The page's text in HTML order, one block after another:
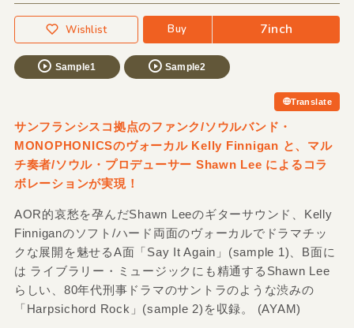
Wishlist Buy 7inch
Sample1 Sample2
Translate
サンフランシスコ拠点のファンク/ソウルバンド・
MONOPHONICSのヴォーカル Kelly Finnigan と、マル
チ奏者/ソウル・プロデューサー Shawn Lee によるコラ
ボレーションが実現！
AOR的哀愁を孕んだShawn Leeのギターサウンド、Kelly
Finniganのソフト/ハード両面のヴォーカルでドラマチッ
クな展開を魅せるA面「Say It Again」(sample 1)、B面に
は ライブラリー・ミュージックにも精通するShawn Lee
らしい、80年代刑事ドラマのサントラのような渋みの
「Harpsichord Rock」(sample 2)を収録。 (AYAM)